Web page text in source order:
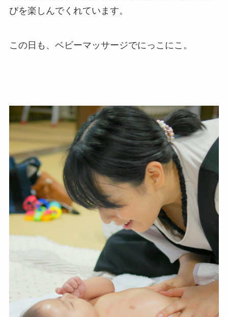
びを楽しんでくれています。
この日も、ベビーマッサージでにっこにこ。